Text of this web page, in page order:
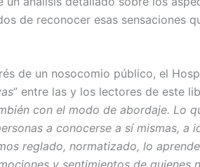
de reconocer esas sensaciones
de un nosocomio público, el
” entre las y los lectores de este
con el modo de abordaje. Lo
a conocerse a sí mismas, a
reglado, normatizado, lo